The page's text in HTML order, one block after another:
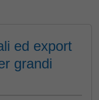
ed export
grandi